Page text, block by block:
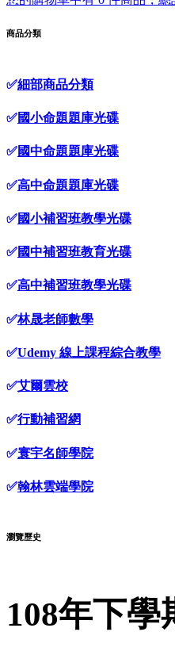
商品分類
✅細部商品分類
✅國小命題題庫光碟
✅國中命題題庫光碟
✅高中命題題庫光碟
✅國小補習班教學光碟
✅國中補習班教育光碟
✅高中補習班教學光碟
✅林晟老師數學
✅Udemy 線上課程綜合教學
✅艾爾雲校
✅行動補習網
✅寰宇名師學院
✅翰林雲端學院
瀏覽歷史
108年下